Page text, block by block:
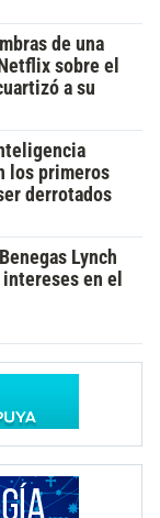
de una
sobre el
a su
los primeros
derrotados
Lynch
en el